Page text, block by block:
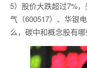
5）股价大跌超过7%
气（600517）、华银
么，碳中和概念股有哪